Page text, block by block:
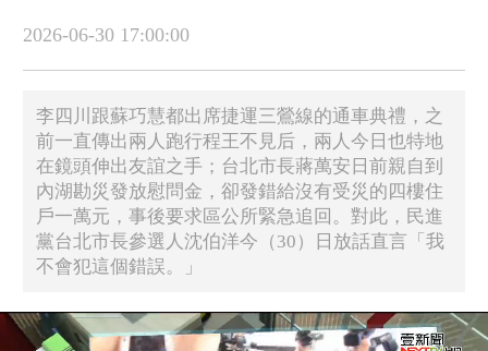
2026-06-30 17:00:00
李四川跟蘇巧慧都出席捷運三鶯線的通車典禮，之
前一直傳出兩人跑行程王不見后，兩人今日也特地
在鏡頭伸出友誼之手；台北市長蔣萬安日前親自到
內湖勘災發放慰問金，卻發錯給沒有受災的四樓住
戶一萬元，事後要求區公所緊急追回。對此，民進
黨台北市長參選人沈伯洋今（30）日放話直言「我
不會犯這個錯誤。」